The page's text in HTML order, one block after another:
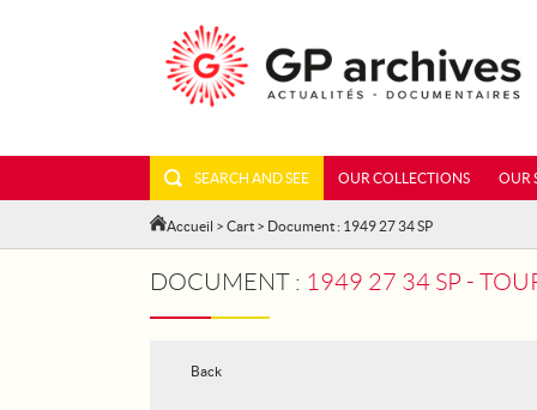
SEARCH AND SEE OUR COLLECTIONS OUR
Accueil > Cart > Document : 1949 27 34 SP
DOCUMENT : 1949 27 34 SP -
Back